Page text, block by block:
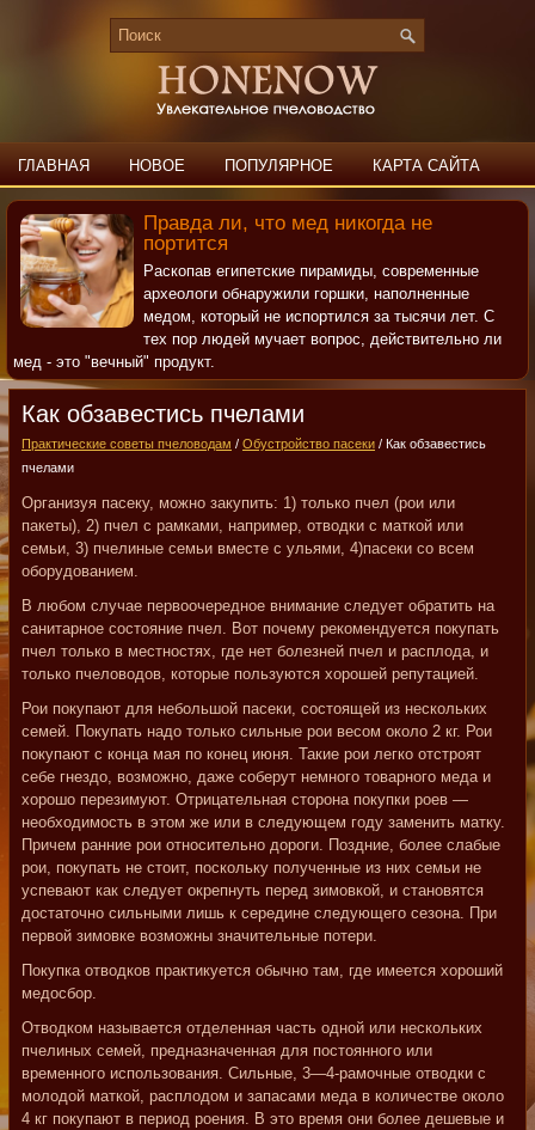
ГЛАВНАЯ НОВОЕ ПОПУЛЯРНОЕ КАРТА САЙТА
ПОИСК КОНТАКТЫ
Правда ли, что мед никогда не
портится
Раскопав египетские пирамиды, современные
археологи обнаружили горшки, наполненные
медом, который не испортился за тысячи лет. С
тех пор людей мучает вопрос, действительно ли
мед - это "вечный" продукт.
Как обзавестись пчелами
Практические советы пчеловодам / Обустройство пасеки / Как обзавестись
пчелами
Организуя пасеку, можно закупить: 1) только пчел (рои или
пакеты), 2) пчел с рамками, например, отводки с маткой или
семьи, 3) пчелиные семьи вместе с ульями, 4)пасеки со всем
оборудованием.
В любом случае первоочередное внимание следует обратить на
санитарное состояние пчел. Вот почему рекомендуется покупать
пчел только в местностях, где нет болезней пчел и расплода, и
только пчеловодов, которые пользуются хорошей репутацией.
Рои покупают для небольшой пасеки, состоящей из нескольких
семей. Покупать надо только сильные рои весом около 2 кг. Рои
покупают с конца мая по конец июня. Такие рои легко отстроят
себе гнездо, возможно, даже соберут немного товарного меда и
хорошо перезимуют. Отрицательная сторона покупки роев —
необходимость в этом же или в следующем году заменить матку.
Причем ранние рои относительно дороги. Поздние, более слабые
рои, покупать не стоит, поскольку полученные из них семьи не
успевают как следует окрепнуть перед зимовкой, и становятся
достаточно сильными лишь к середине следующего сезона. При
первой зимовке возможны значительные потери.
Покупка отводков практикуется обычно там, где имеется хороший
медосбор.
Отводком называется отделенная часть одной или нескольких
пчелиных семей, предназначенная для постоянного или
временного использования. Сильные, 3—4-рамочные отводки с
молодой маткой, расплодом и запасами меда в количестве около
4 кг покупают в период роения. В это время они более дешевые и